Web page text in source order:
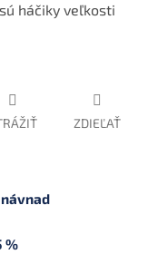
háčiky veľkosti
ZDIEĽAŤ
%